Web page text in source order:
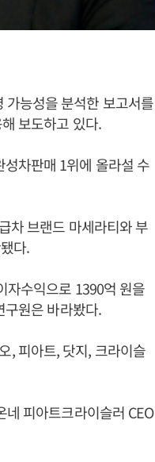
가능성을 분석한 보고서를
보도하고 있다.
차판매 1위에 올라설 수
차 브랜드 마세라티와 부
다.
자수익으로 1390억 원을
구원은 바라봤다.
, 피아트, 닷지, 크라이슬
피아트크라이슬러 CEO